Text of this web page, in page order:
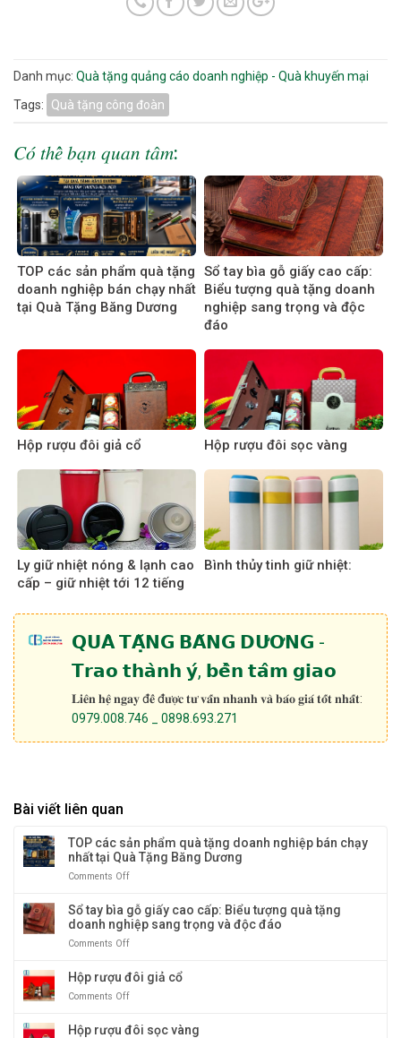
Danh mục: Quà tặng quảng cáo doanh nghiệp - Quà khuyến mại
Tags:
Quà tặng công đoàn
𝐶𝑜́ 𝑡ℎ𝑒̂̉ 𝑏𝑎̣𝑛 𝑞𝑢𝑎𝑛 𝑡𝑎̂𝑚:
TOP các sản phẩm quà tặng
doanh nghiệp bán chạy nhất
tại Quà Tặng Băng Dương
Sổ tay bìa gỗ giấy cao cấp:
Biểu tượng quà tặng doanh
nghiệp sang trọng và độc
đáo
Hộp rượu đôi giả cổ Hộp rượu đôi sọc vàng
Ly giữ nhiệt nóng & lạnh cao
cấp – giữ nhiệt tới 12 tiếng
Bình thủy tinh giữ nhiệt:
𝗤𝗨𝗔̀ 𝗧𝗔̣̆𝗡𝗚 𝗕𝗔̆𝗡𝗚 𝗗𝗨̛𝗢̛𝗡𝗚 -
𝗧𝗿𝗮𝗼 𝘁𝗵𝗮̀𝗻𝗵 𝘆́, 𝗯𝗲̂̀𝗻 𝘁𝗮̂𝗺 𝗴𝗶𝗮𝗼
𝐋𝐢𝐞̂𝐧 𝐡𝐞̣̂ 𝐧𝐠𝐚𝐲 đ𝐞̂̉ đ𝐮̛𝐨̛̣𝐜 𝐭𝐮̛ 𝐯𝐚̂́𝐧 𝐧𝐡𝐚𝐧𝐡 𝐯𝐚̀ 𝐛𝐚́𝐨 𝐠𝐢𝐚́ 𝐭𝐨̂́𝐭 𝐧𝐡𝐚̂́𝐭:
0979.008.746 _ 0898.693.271
Bài viết liên quan
TOP các sản phẩm quà tặng doanh nghiệp bán chạy
nhất tại Quà Tặng Băng Dương
Comments Off
các
sản
phẩm
doanh
nhất
Sổ tay bìa gỗ giấy cao cấp: Biểu tượng quà tặng
doanh nghiệp sang trọng và độc đáo
Comments Off
tay
cao
Hộp rượu đôi giả cổ
Comments Off
rượu
Hộp rượu đôi sọc vàng